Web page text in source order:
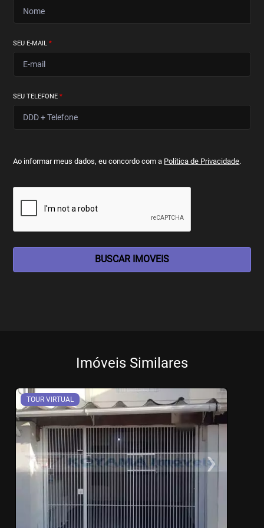
SEU E-MAIL*
SEU TELEFONE*
Ao informar meus dados, eu concordo com a Política de Privacidade.
BUSCAR IMOVEIS
Imóveis Similares
TOUR VIRTUAL
‹
Previous
›